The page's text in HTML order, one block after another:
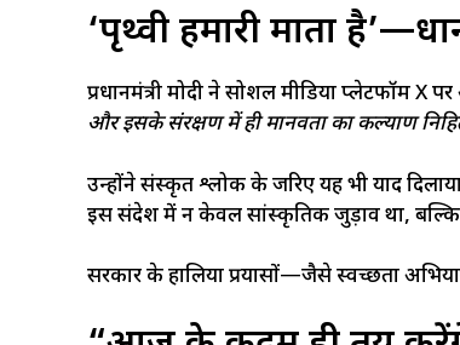
‘पृथ्वी हमारी माता
प्रधानमंत्री मोदी ने सोशल मीडिया प्लेटफॉर्म
और इसके संरक्षण में ही मानवता का कल्याण
उन्होंने संस्कृत श्लोक के जरिए यह भी याद
इस संदेश में न केवल सांस्कृतिक जुड़ाव था, बल्कि
सरकार के हालिया प्रयासों—जैसे स्वच्छता